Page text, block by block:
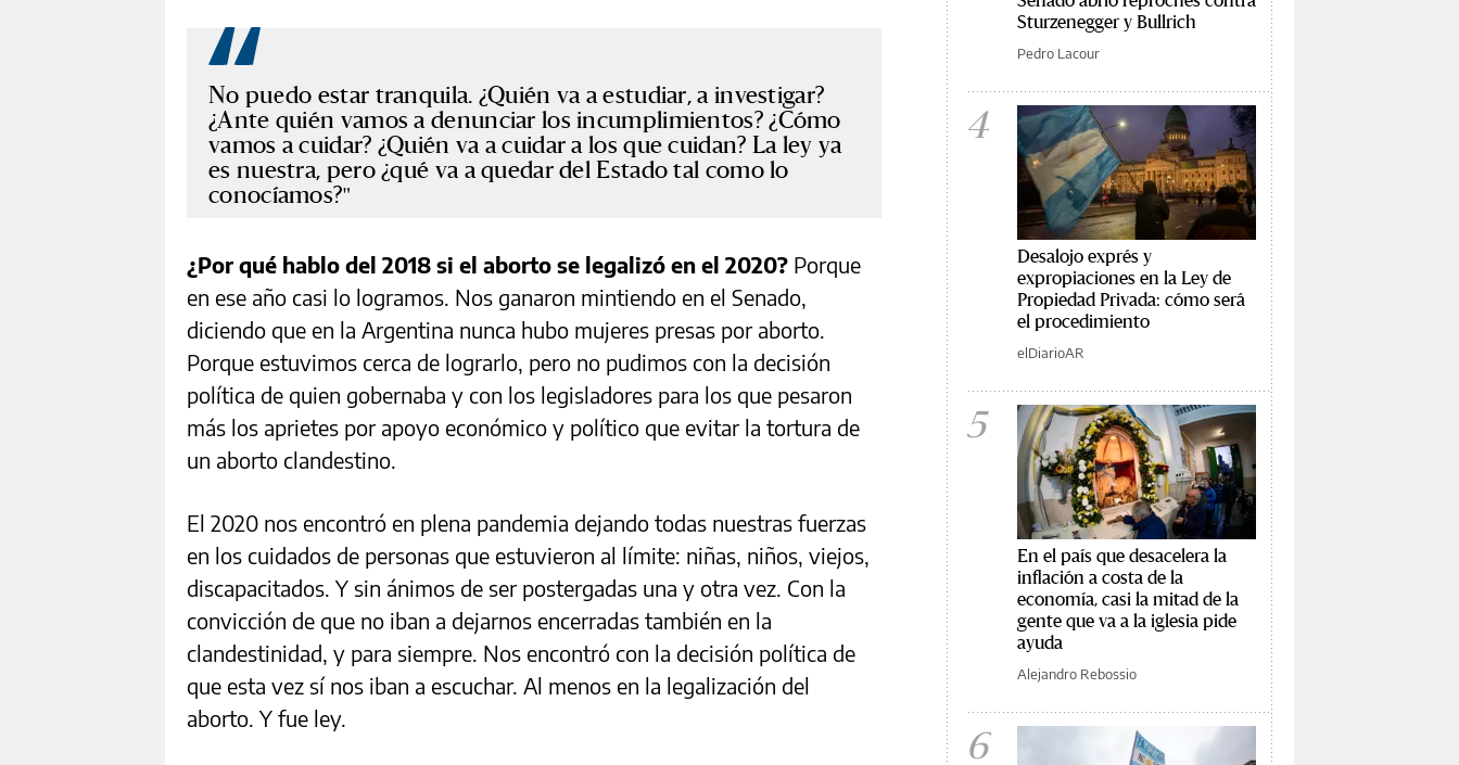
No puedo estar tranquila. ¿Quién va a estudiar, a investigar?
¿Ante quién vamos a denunciar los incumplimientos? ¿Cómo
vamos a cuidar? ¿Quién va a cuidar a los que cuidan? La ley ya
es nuestra, pero ¿qué va a quedar del Estado tal como lo
conocíamos?
¿Por qué hablo del 2018 si el aborto se legalizó en el 2020? Porque
en ese año casi lo logramos. Nos ganaron mintiendo en el Senado,
diciendo que en la Argentina nunca hubo mujeres presas por aborto.
Porque estuvimos cerca de lograrlo, pero no pudimos con la decisión
política de quien gobernaba y con los legisladores para los que pesaron
más los aprietes por apoyo económico y político que evitar la tortura de
un aborto clandestino.
El 2020 nos encontró en plena pandemia dejando todas nuestras fuerzas
en los cuidados de personas que estuvieron al límite: niñas, niños, viejos,
discapacitados. Y sin ánimos de ser postergadas una y otra vez. Con la
convicción de que no iban a dejarnos encerradas también en la
clandestinidad, y para siempre. Nos encontró con la decisión política de
que esta vez sí nos iban a escuchar. Al menos en la legalización del
aborto. Y fue ley.
Sturzenegger y Bullrich
Pedro Lacour
4
Desalojo exprés y
expropiaciones en la Ley de
Propiedad Privada: cómo será
el procedimiento
elDiarioAR
5
En el país que desacelera la
inflación a costa de la
economía, casi la mitad de la
gente que va a la iglesia pide
ayuda
Alejandro Rebossio
6